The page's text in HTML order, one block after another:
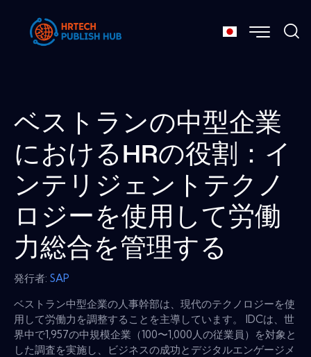
ベストランの中型企業
におけるHRの役割：イ
ンテリジェントテクノ
ロジーを使用して労働
力総合を管理する
発行者: SAP
ベストラン中型企業の人事幹部は、現代のテクノロジーを使
用して労働力を調整することを主導しています。 IDCは、世
界中で1,957の中規模企業（100〜1,000人の従業員）を対象と
した調査を実施し、ビジネスの成功とデジタルエンゲージメ